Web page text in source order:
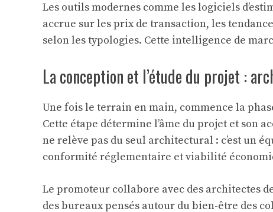
Les outils modernes comme les logiciels
accrue sur les prix de transaction, les
selon les typologies. Cette intelligence de
La conception et l’étude du projet :
Une fois le terrain en main, commence la
Cette étape détermine l’âme du projet et son
ne relève pas du seul architectural : c’est un
conformité réglementaire et viabilité
Le promoteur collabore avec des architectes
des bureaux pensés autour du bien-être des